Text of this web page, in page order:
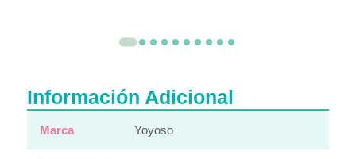
Información Adicional
Marca Yoyoso